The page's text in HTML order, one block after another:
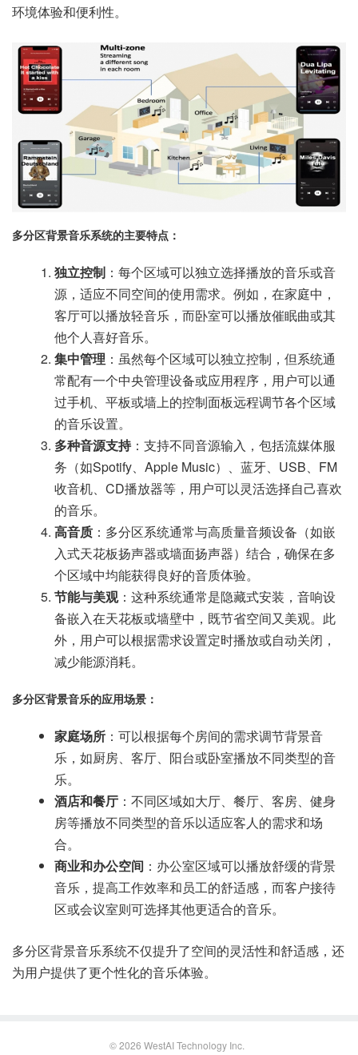
环境体验和便利性。
多分区背景音乐系统的主要特点：
独立控制 ：每个区域可以独立选择播放的音乐或音
源，适应不同空间的使用需求。例如，在家庭中，
客厅可以播放轻音乐，而卧室可以播放催眠曲或其
他个人喜好音乐。
集中管理 ：虽然每个区域可以独立控制，但系统通
常配有一个中央管理设备或应用程序，用户可以通
过手机、平板或墙上的控制面板远程调节各个区域
的音乐设置。
多种音源支持：支持不同音源输入，包括流媒体服
务（如Spotify、Apple Music）、蓝牙、USB、FM
收音机、CD播放器等，用户可以灵活选择自己喜欢
的音乐。
高音质 ：多分区系统通常与高质量音频设备（如嵌
入式天花板扬声器或墙面扬声器）结合，确保在多
个区域中均能获得良好的音质体验。
节能与美观：这种系统通常是隐藏式安装，音响设
备嵌入在天花板或墙壁中，既节省空间又美观。此
外，用户可以根据需求设置定时播放或自动关闭，
减少能源消耗。
多分区背景音乐的应用场景：
家庭场所 ：可以根据每个房间的需求调节背景音
乐，如厨房、客厅、阳台或卧室播放不同类型的音
乐。
酒店和餐厅 ：不同区域如大厅、餐厅、客房、健身
房等播放不同类型的音乐以适应客人的需求和场
合。
商业和办公空间 ：办公室区域可以播放舒缓的背景
音乐，提高工作效率和员工的舒适感，而客户接待
区或会议室则可选择其他更适合的音乐。
多分区背景音乐系统不仅提升了空间的灵活性和舒适感，还
为用户提供了更个性化的音乐体验。
© 2026 WestAI Technology Inc.